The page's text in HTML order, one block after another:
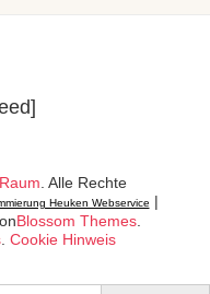
. Alle Rechte
Heuken Webservice |
Blossom Themes.
. Cookie Hinweis